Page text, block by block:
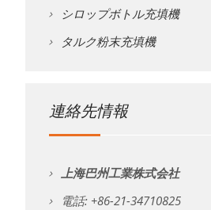
シロップボトル充填機
タルク粉末充填機
連絡先情報
上海巴州工業株式会社
電話: +86-21-34710825